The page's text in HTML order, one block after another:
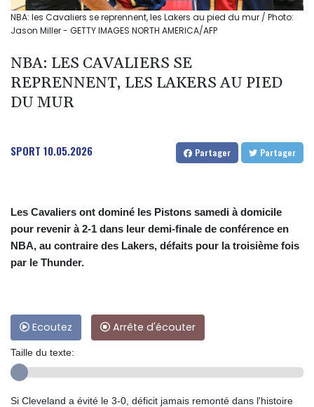
NBA: les Cavaliers se reprennent, les Lakers au pied du mur / Photo:
Jason Miller - GETTY IMAGES NORTH AMERICA/AFP
NBA: LES CAVALIERS SE
REPRENNENT, LES LAKERS AU PIED
DU MUR
SPORT 10.05.2026 Partager Partager
Les Cavaliers ont dominé les Pistons samedi à domicile
pour revenir à 2-1 dans leur demi-finale de conférence en
NBA, au contraire des Lakers, défaits pour la troisième fois
par le Thunder.
Ecoutez Arrête d'écouter
Taille du texte:
Si Cleveland a évité le 3-0, déficit jamais remonté dans l'histoire